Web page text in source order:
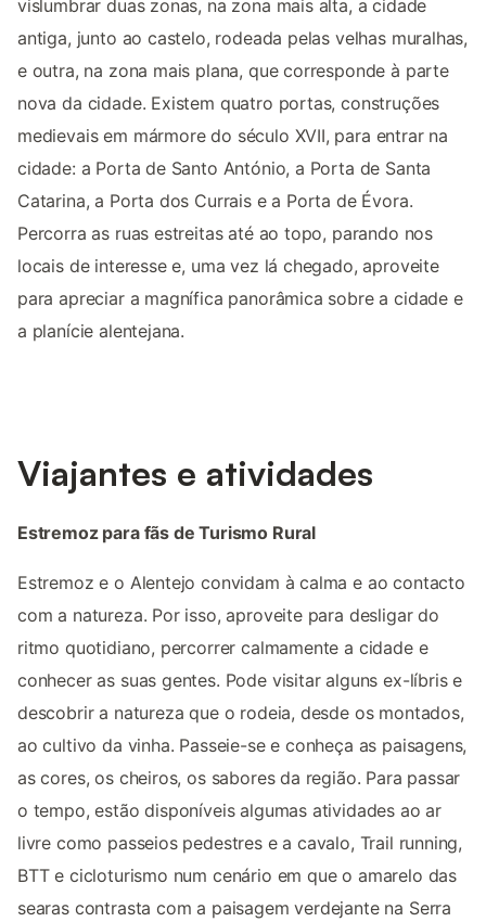
vislumbrar duas zonas, na zona mais alta, a cidade
antiga, junto ao castelo, rodeada pelas velhas muralhas,
e outra, na zona mais plana, que corresponde à parte
nova da cidade. Existem quatro portas, construções
medievais em mármore do século XVII, para entrar na
cidade: a Porta de Santo António, a Porta de Santa
Catarina, a Porta dos Currais e a Porta de Évora.
Percorra as ruas estreitas até ao topo, parando nos
locais de interesse e, uma vez lá chegado, aproveite
para apreciar a magnífica panorâmica sobre a cidade e
a planície alentejana.
Viajantes e atividades
Estremoz para fãs de Turismo Rural
Estremoz e o Alentejo convidam à calma e ao contacto
com a natureza. Por isso, aproveite para desligar do
ritmo quotidiano, percorrer calmamente a cidade e
conhecer as suas gentes. Pode visitar alguns ex-líbris e
descobrir a natureza que o rodeia, desde os montados,
ao cultivo da vinha. Passeie-se e conheça as paisagens,
as cores, os cheiros, os sabores da região. Para passar
o tempo, estão disponíveis algumas atividades ao ar
livre como passeios pedestres e a cavalo, Trail running,
BTT e cicloturismo num cenário em que o amarelo das
searas contrasta com a paisagem verdejante na Serra